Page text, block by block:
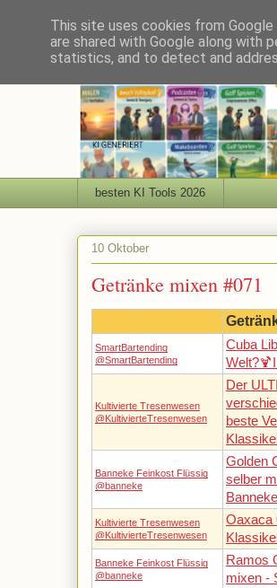
besten KI Tools 2026
10 Oktober
Getränke mixen #071
SmartBartending
@SmartBartending
Cuba
Kultivierte Tresenwesen
@KultivierteTresenwesen
Der
beste
Banneke Feinkost Flüssig
@banneke
Golden
selber
Banneke
Kultivierte Tresenwesen
@KultivierteTresenwesen
Oaxaca
Banneke Feinkost Flüssig
@banneke
Ramos
mixen -
This site uses cookies from
are shared with Google along with
statistics, and to detect and